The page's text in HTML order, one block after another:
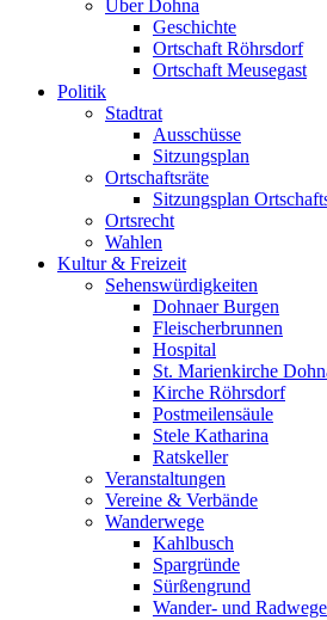
Über Dohna
Geschichte
Ortschaft Röhrsdorf
Ortschaft Meusegast
Politik
Stadtrat
Ausschüsse
Sitzungsplan
Ortschaftsräte
Sitzungsplan
Ortsrecht
Wahlen
Kultur & Freizeit
Sehenswürdigkeiten
Dohnaer Burgen
Fleischerbrunnen
Hospital
St. Marienkirche
Kirche Röhrsdorf
Postmeilensäule
Stele Katharina
Ratskeller
Veranstaltungen
Vereine & Verbände
Wanderwege
Kahlbusch
Spargründe
Sürßengrund
Wander- und